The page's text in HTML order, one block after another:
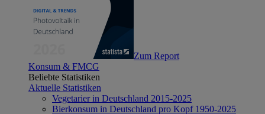
Zum Report
Konsum & FMCG
Beliebte Statistiken
Aktuelle Statistiken
Vegetarier in Deutschland 2015-2025
Bierkonsum in Deutschland pro Kopf 1950-2025